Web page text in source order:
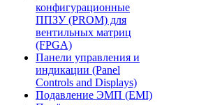
конфигурационные
ППЗУ (PROM) для
вентильных матриц
(FPGA)
Панели управления и
индикации (Panel
Controls and Displays)
Подавление ЭМП (EMI)